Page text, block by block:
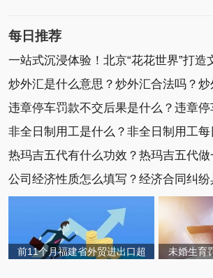
每日推荐
一站式沉浸体验！北京“花花世界”打造
违章停车罚款不交后果是什么？违章停
前11个月福建省外贸进出口超 未婚生育